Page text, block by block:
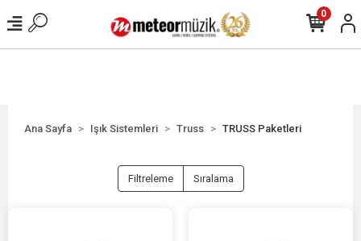
0
Ana Sayfa Işık Sistemleri Truss TRUSS Paketleri
Filtreleme Sıralama